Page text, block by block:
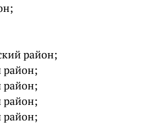
район;
район;
район;
район;
район;